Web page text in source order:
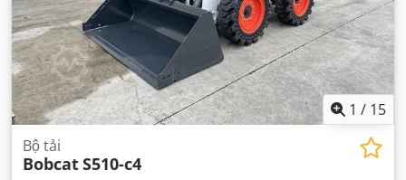
1 / 15
Bộ tải
BobcatS510-c4